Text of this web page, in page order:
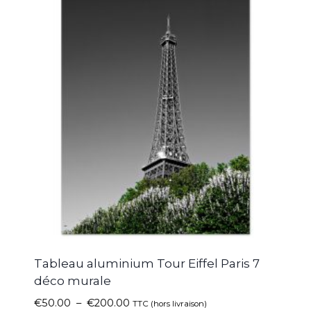
Tableau aluminium Tour Eiffel Paris 7
déco murale
€50.00 – €200.00 TTC (hors livraison)